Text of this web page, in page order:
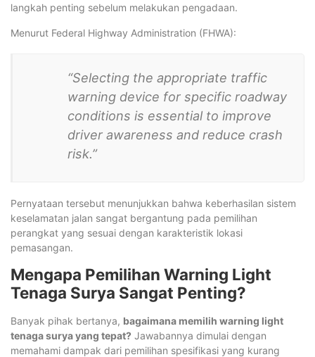
langkah penting sebelum melakukan pengadaan.
Menurut Federal Highway Administration (FHWA):
“Selecting the appropriate traffic
warning device for specific roadway
conditions is essential to improve
driver awareness and reduce crash
risk.”
Pernyataan tersebut menunjukkan bahwa keberhasilan sistem
keselamatan jalan sangat bergantung pada pemilihan
perangkat yang sesuai dengan karakteristik lokasi
pemasangan.
Mengapa Pemilihan Warning Light
Tenaga Surya Sangat Penting?
Banyak pihak bertanya, bagaimana memilih warning light
tenaga surya yang tepat? Jawabannya dimulai dengan
memahami dampak dari pemilihan spesifikasi yang kurang